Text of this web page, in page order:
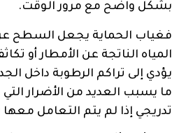
بشكل واضح مع مرور الوقت.
فغياب الحماية يجعل السطح
المياه الناتجة عن الأمطار أو
يؤدي إلى تراكم الرطوبة داخل
ما يسبب العديد من الأضرار
تدريجي إذا لم يتم التعامل